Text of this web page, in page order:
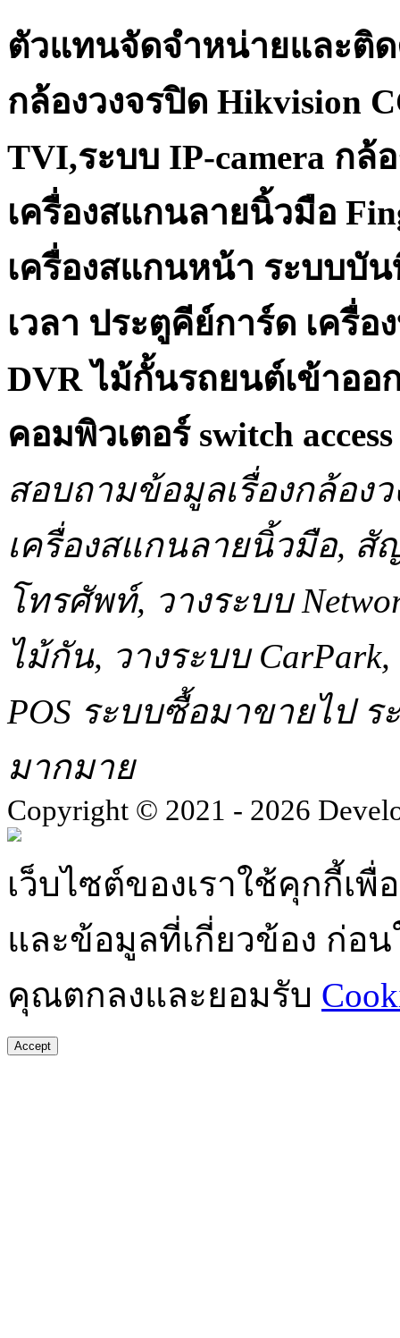
ตัวแทนจัดจำหน่ายและติ
กล้องวงจรปิด Hikvision
TVI,ระบบ IP-camera กล้
เครื่องสแกนลายนิ้วมือ
เครื่องสแกนหน้า ระบบบัน
เวลา ประตูคีย์การ์ด เครื่
DVR ไม้กั้นรถยนต์เข้าออ
คอมพิวเตอร์ switch
สอบถามข้อมูลเรื่องกล้อง
เครื่องสแกนลายนิ้วมือ,
โทรศัพท์, วางระบบ
ไม้กัน, วางระบบ
POS ระบบซื้อมาขายไป ร
มากมาย
Copyright © 2021 - 2026
เว็บไซต์ของเราใช้คุกกี้เ
และข้อมูลที่เกี่ยวข้อง ก่อน
คุณตกลงและยอมรับ
Accept